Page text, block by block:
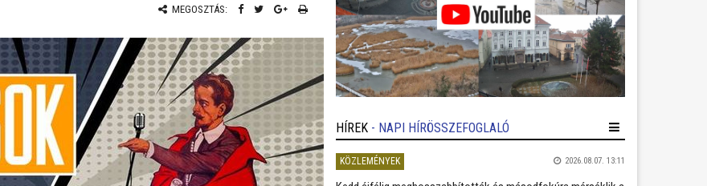
MEGOSZTÁS:
HÍREK - NAPI HÍRÖSSZEFOGLALÓ
KÖZLEMÉNYEK 2026.08.07. 13:11